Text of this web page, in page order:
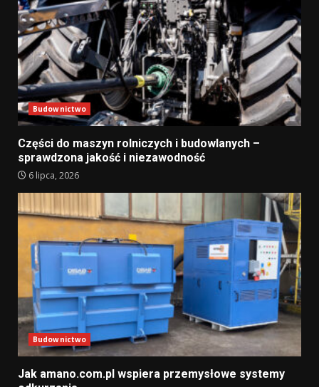
Budownictwo
Części do maszyn rolniczych i budowlanych –
sprawdzona jakość i niezawodność
6 lipca, 2026
Budownictwo
Jak amano.com.pl wspiera przemysłowe systemy